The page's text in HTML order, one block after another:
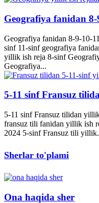
Geografiya fanidan
Geografiya fanidan 8-9-10-
sinf 11-sinf geografiya
yillik ish reja 8-sinf
Geografiya...
5-11 sinf Fransuz
5-11 sinf Fransuz tilidan
fransuz tili fanidan yillik ish
2024 5-sinf Fransuz tili
Sherlar to'plami
Ona haqida sher